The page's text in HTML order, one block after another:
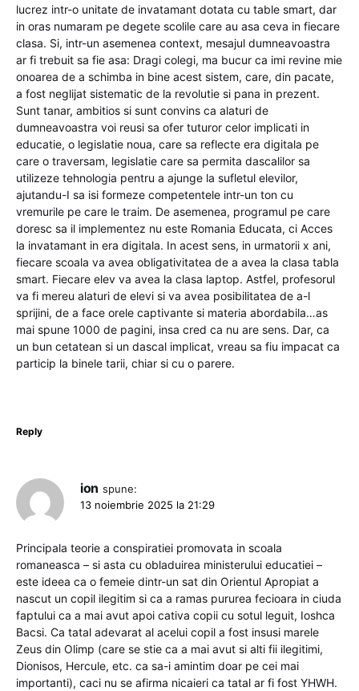
lucrez intr-o unitate de invatamant dotata cu table smart, dar
in oras numaram pe degete scolile care au asa ceva in fiecare
clasa. Si, intr-un asemenea context, mesajul dumneavoastra
ar fi trebuit sa fie asa: Dragi colegi, ma bucur ca imi revine mie
onoarea de a schimba in bine acest sistem, care, din pacate,
a fost neglijat sistematic de la revolutie si pana in prezent.
Sunt tanar, ambitios si sunt convins ca alaturi de
dumneavoastra voi reusi sa ofer tuturor celor implicati in
educatie, o legislatie noua, care sa reflecte era digitala pe
care o traversam, legislatie care sa permita dascalilor sa
utilizeze tehnologia pentru a ajunge la sufletul elevilor,
ajutandu-I sa isi formeze competentele intr-un ton cu
vremurile pe care le traim. De asemenea, programul pe care
doresc sa il implementez nu este Romania Educata, ci Acces
la invatamant in era digitala. In acest sens, in urmatorii x ani,
fiecare scoala va avea obligativitatea de a avea la clasa tabla
smart. Fiecare elev va avea la clasa laptop. Astfel, profesorul
va fi mereu alaturi de elevi si va avea posibilitatea de a-l
sprijini, de a face orele captivante si materia abordabila…as
mai spune 1000 de pagini, insa cred ca nu are sens. Dar, ca
un bun cetatean si un dascal implicat, vreau sa fiu impacat ca
particip la binele tarii, chiar si cu o parere.
Reply
ion spune:
13 noiembrie 2025 la 21:29
Principala teorie a conspiratiei promovata in scoala
romaneasca – si asta cu obladuirea ministerului educatiei –
este ideea ca o femeie dintr-un sat din Orientul Apropiat a
nascut un copil ilegitim si ca a ramas pururea fecioara in ciuda
faptului ca a mai avut apoi cativa copii cu sotul leguit, Ioshca
Bacsi. Ca tatal adevarat al acelui copil a fost insusi marele
Zeus din Olimp (care se stie ca a mai avut si alti fii ilegitimi,
Dionisos, Hercule, etc. ca sa-i amintim doar pe cei mai
importanti), caci nu se afirma nicaieri ca tatal ar fi fost YHWH.